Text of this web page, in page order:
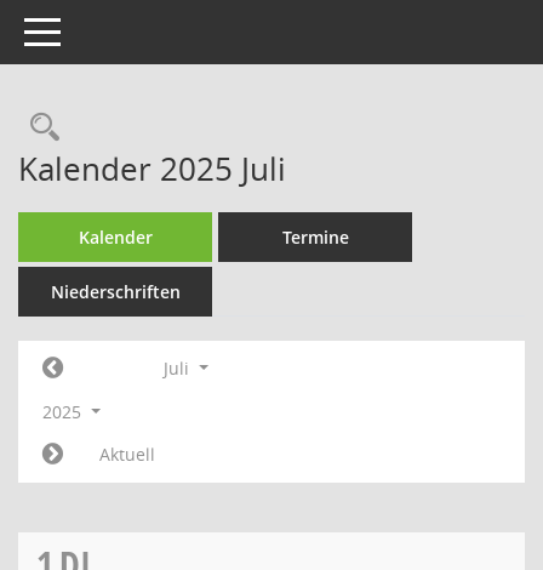
Toggle navigation
Rechercheauswahl
Kalender 2025 Juli
Kalender Termine
Niederschriften
Juli
2025
Aktuell